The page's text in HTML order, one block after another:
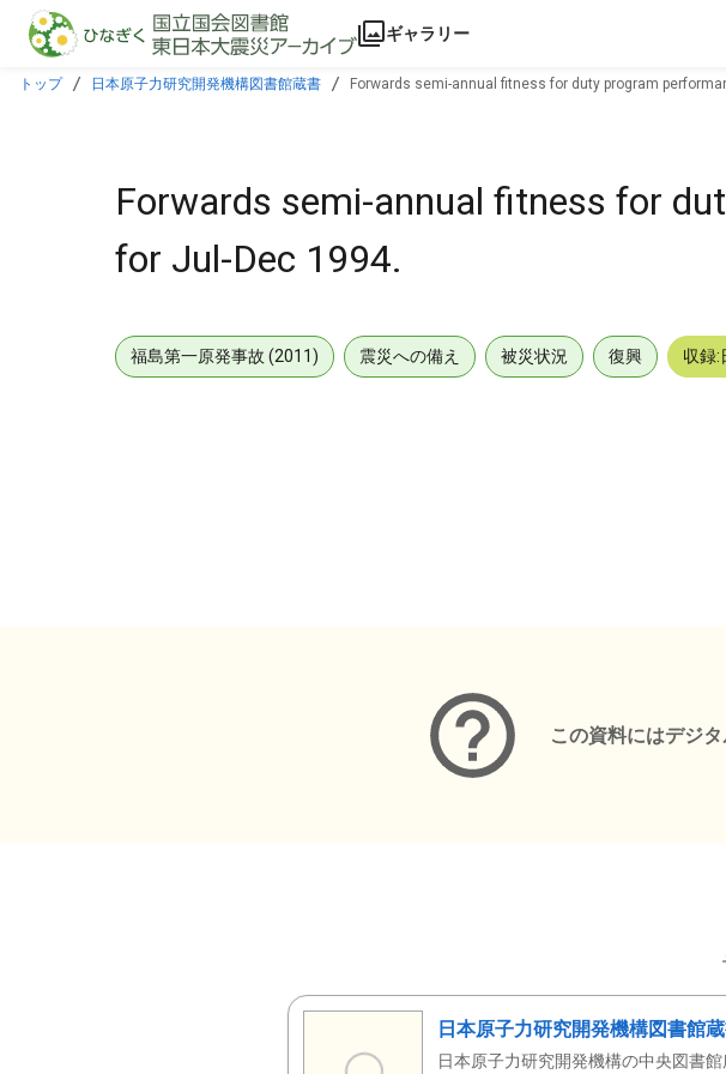
本文に飛ぶ
ギャラリー
トップ 日本原子力研究開発機構図書館蔵書 Forwards semi-annual fitness for duty program
Forwards semi-annual fitness for
for Jul-Dec 1994.
福島第一原発事故 (2011) 震災への備え 被災状況 復興 収録:
この資料にはデジ
日本原子力研究開発機構図書館
日本原子力研究開発機構の中央図書